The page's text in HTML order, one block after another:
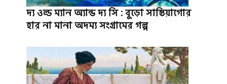
দ্য ওল্ড ম্যান অ্যান্ড দ্য সি : বুড়ো সান্তিয়াগোর
হার না মানা অদম্য সংগ্রামের গল্প